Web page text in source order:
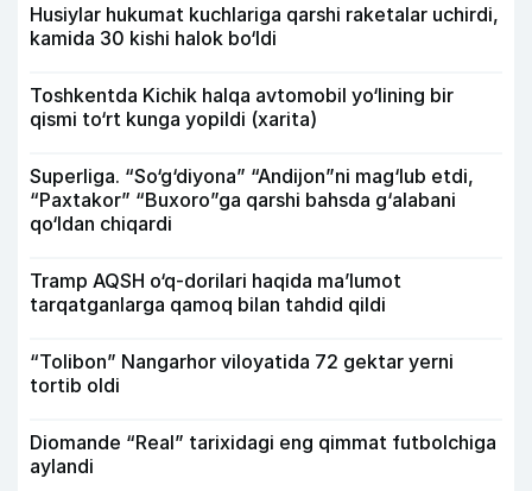
Husiylar hukumat kuchlariga qarshi raketalar uchirdi,
kamida 30 kishi halok bo‘ldi
Toshkentda Kichik halqa avtomobil yo‘lining bir
qismi to‘rt kunga yopildi (xarita)
Superliga. “So‘g‘diyona” “Andijon”ni mag‘lub etdi,
“Paxtakor” “Buxoro”ga qarshi bahsda g‘alabani
qo‘ldan chiqardi
Tramp AQSH o‘q-dorilari haqida ma’lumot
tarqatganlarga qamoq bilan tahdid qildi
“Tolibon” Nangarhor viloyatida 72 gektar yerni
tortib oldi
Diomande “Real” tarixidagi eng qimmat futbolchiga
aylandi